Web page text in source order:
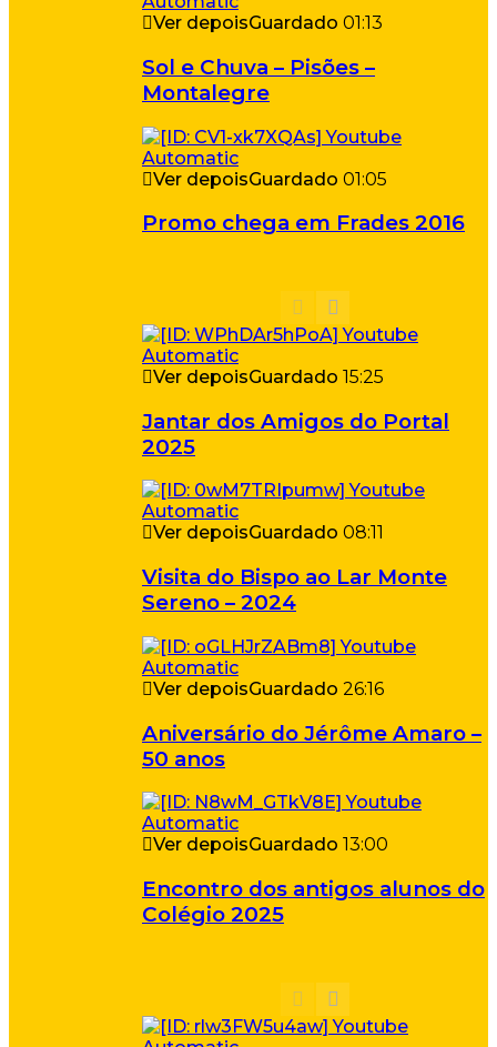
Ver depoisGuardado 01:13
Sol e Chuva – Pisões –
Montalegre
Ver depoisGuardado 01:05
Promo chega em Frades 2016
Ver depoisGuardado 15:25
Jantar dos Amigos do Portal
2025
Ver depoisGuardado 08:11
Visita do Bispo ao Lar Monte
Sereno – 2024
Ver depoisGuardado 26:16
Aniversário do Jérôme Amaro –
50 anos
Ver depoisGuardado 13:00
Encontro dos antigos alunos do
Colégio 2025